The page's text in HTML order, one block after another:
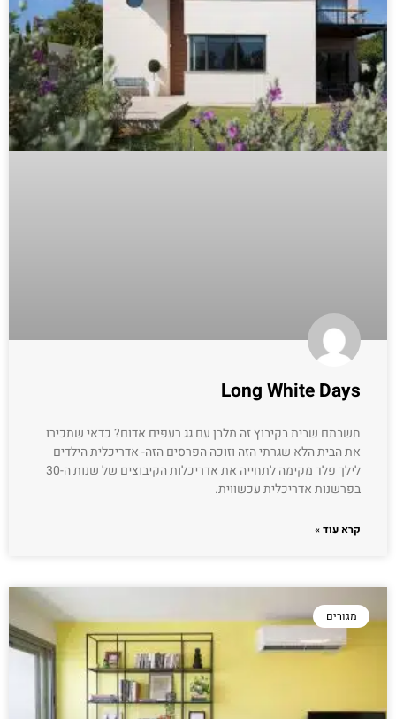
Long White Days
חשבתם שבית בקיבוץ זה מלבן עם גג רעפים אדום? כדאי שתכירו
את הבית הלא שגרתי הזה וזוכה הפרסים הזה- אדריכלית הילדים
לילך פלד מקימה לתחייה את אדריכלות הקיבוצים של שנות ה-30
בפרשנות אדריכלית עכשווית.
קרא עוד »
מגורים